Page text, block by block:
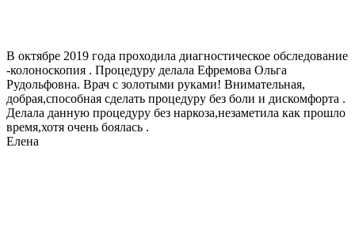
В октябре 2019 года проходила диагностическое обследование
-колоноскопия . Процедуру делала Ефремова Ольга
Рудольфовна. Врач с золотыми руками! Внимательная,
добрая,способная сделать процедуру без боли и дискомфорта .
Делала данную процедуру без наркоза,незаметила как прошло
время,хотя очень боялась .
Елена